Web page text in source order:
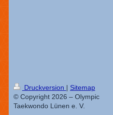
Druckversion | Sitemap
© Copyright 2026 – Olympic
Taekwondo Lünen e. V.